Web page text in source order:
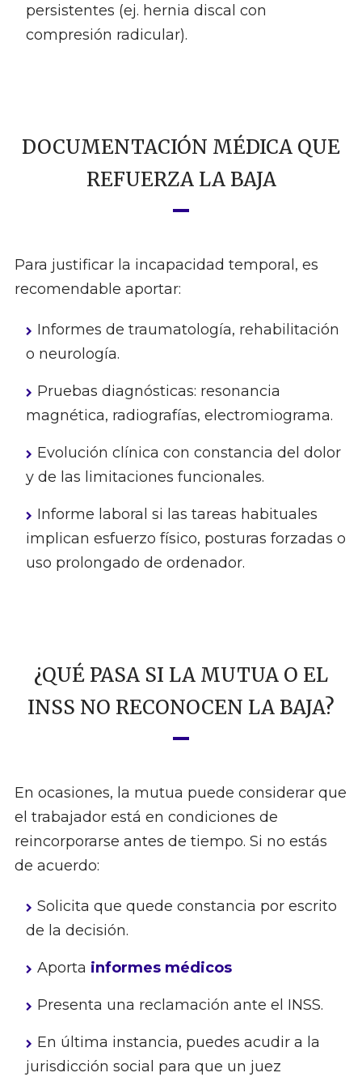
persistentes (ej. hernia discal con
compresión radicular).
DOCUMENTACIÓN MÉDICA QUE
REFUERZA LA BAJA
Para justificar la incapacidad temporal, es
recomendable aportar:
Informes de traumatología, rehabilitación
o neurología.
Pruebas diagnósticas: resonancia
magnética, radiografías, electromiograma.
Evolución clínica con constancia del dolor
y de las limitaciones funcionales.
Informe laboral si las tareas habituales
implican esfuerzo físico, posturas forzadas o
uso prolongado de ordenador.
¿QUÉ PASA SI LA MUTUA O EL
INSS NO RECONOCEN LA BAJA?
En ocasiones, la mutua puede considerar que
el trabajador está en condiciones de
reincorporarse antes de tiempo. Si no estás
de acuerdo:
Solicita que quede constancia por escrito
de la decisión.
Aporta informes médicos
Presenta una reclamación ante el INSS.
En última instancia, puedes acudir a la
jurisdicción social para que un juez